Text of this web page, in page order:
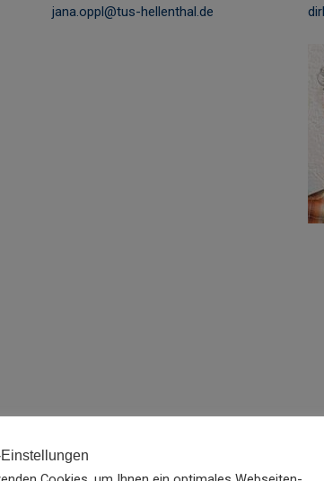
jana.oppl@tus-hellenthal.de
oder Qualität der bereitgestellten Informationen.